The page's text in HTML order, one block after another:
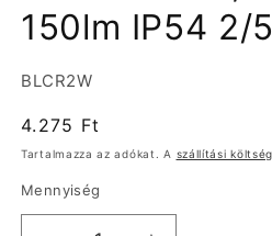
150lm IP54 2/
Termékváltozat:
BLCR2W
Normál
ár
4.275 Ft
Tartalmazza az adókat. A szállítási
Mennyiség